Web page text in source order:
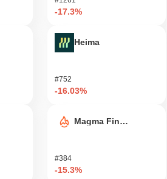
-17.3%
Heima
#752
-16.03%
Magma Finance
#384
-15.3%